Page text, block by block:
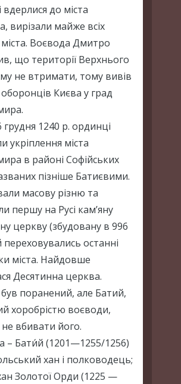
до міста
вирізали майже всіх
Воєвода Дмитро
що території Верхнього
не втримати, тому вивів
оборонців Києва у град
грудня 1240 р. ординці
укріплення міста
в районі Софійських
пізніше Батиєвими.
масову різню та
першу на Русі кам’яну
церкву (збудовану в 996
переховувались останні
міста. Найдовше
Десятинна церква.
поранений, але Батий,
хоробрістю воєводи,
вбивати його.
– Бати́й (1201—1255/1256)
хан і полководець;
Золотої Орди (1225 —